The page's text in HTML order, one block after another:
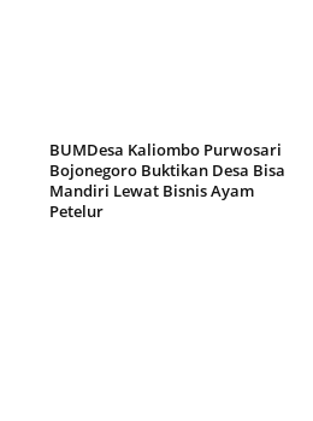
BUMDesa Kaliombo Purwosari
Bojonegoro Buktikan Desa Bisa
Mandiri Lewat Bisnis Ayam
Petelur